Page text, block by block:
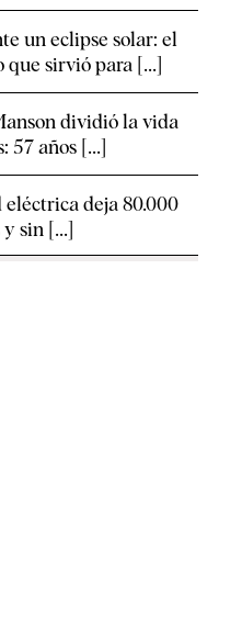
un eclipse solar: el
que sirvió para [...]
dividió la vida
57 años [...]
eléctrica deja 80.000
sin [...]